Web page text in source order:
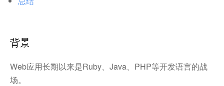
背景
Web应用长期以来是Ruby、Java、PHP等开发语言的战
场。